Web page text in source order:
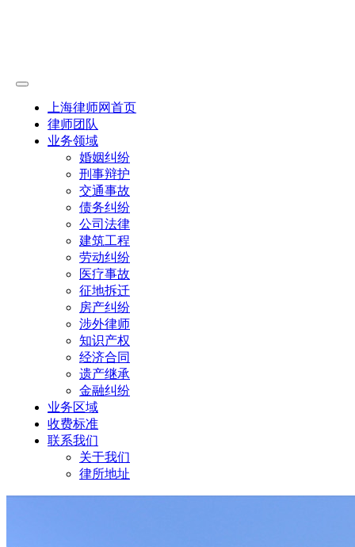
上海律师网首页
律师团队
业务领域
婚姻纠纷
刑事辩护
交通事故
债务纠纷
公司法律
建筑工程
劳动纠纷
医疗事故
征地拆迁
房产纠纷
涉外律师
知识产权
经济合同
遗产继承
金融纠纷
业务区域
收费标准
联系我们
关于我们
律所地址